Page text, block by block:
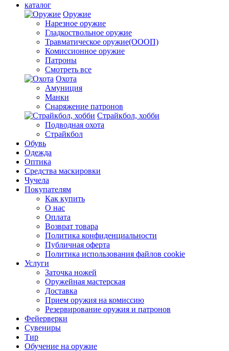
каталог
Оружие
Нарезное оружие
Гладкоствольное оружие
Травматическое оружие(ОООП)
Комиссионное оружие
Патроны
Смотреть все
Охота
Амуниция
Манки
Снаряжение патронов
Страйкбол, хобби
Подводная охота
Страйкбол
Обувь
Одежда
Оптика
Средства маскировки
Чучела
Покупателям
Как купить
О нас
Оплата
Возврат товара
Политика конфиденциальности
Публичная оферта
Политика использования файлов cookie
Услуги
Заточка ножей
Оружейная мастерская
Доставка
Прием оружия на комиссию
Резервирование оружия и патронов
Фейерверки
Сувениры
Тир
Обучение на оружие